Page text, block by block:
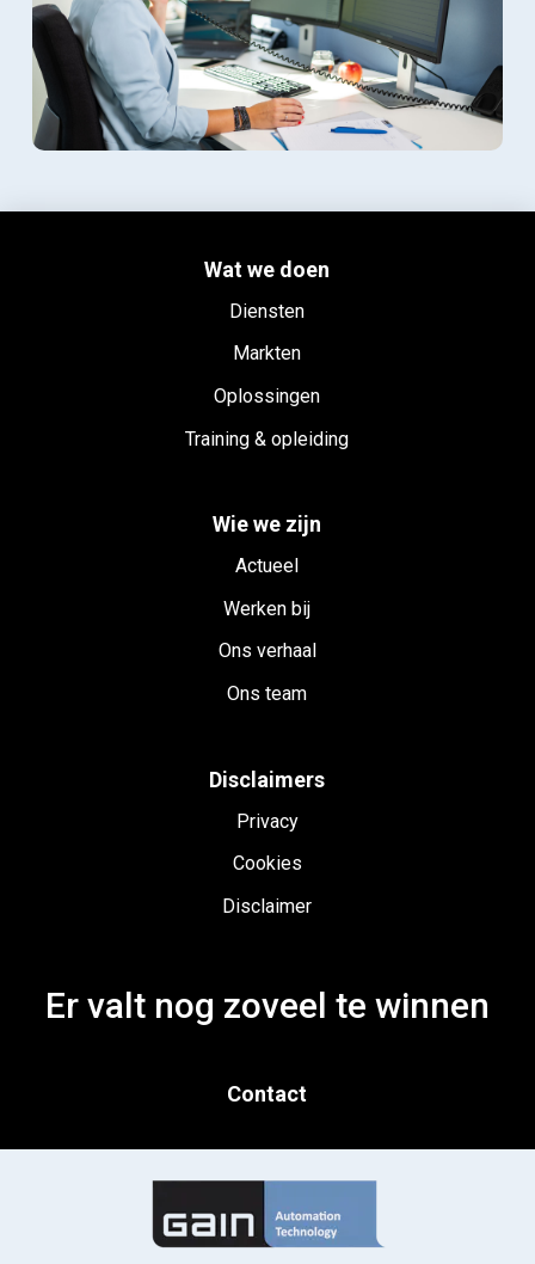
Wat we doen
Diensten
Markten
Oplossingen
Training & opleiding
Wie we zijn
Actueel
Werken bij
Ons verhaal
Ons team
Disclaimers
Privacy
Cookies
Disclaimer
Er valt nog zoveel te winnen
Contact
T. 0183 820 300